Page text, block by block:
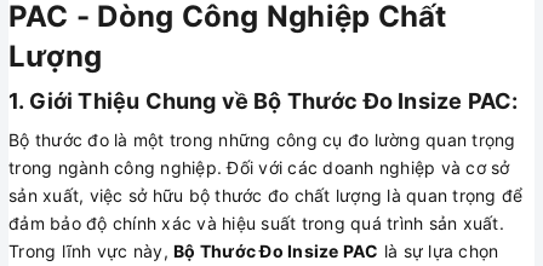
PAC - Dòng Công Nghiệp Chất
Lượng
1. Giới Thiệu Chung về Bộ Thước Đo Insize PAC:
Bộ thước đo là một trong những công cụ đo lường quan trọng
trong ngành công nghiệp. Đối với các doanh nghiệp và cơ sở
sản xuất, việc sở hữu bộ thước đo chất lượng là quan trọng để
đảm bảo độ chính xác và hiệu suất trong quá trình sản xuất.
Trong lĩnh vực này, Bộ Thước Đo Insize PAC là sự lựa chọn